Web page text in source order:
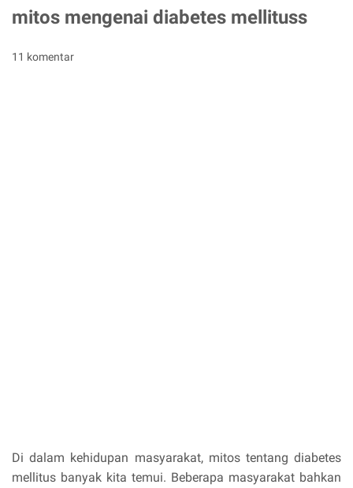
mitos mengenai diabetes mellituss
11 komentar
Di dalam kehidupan masyarakat, mitos tentang diabetes
mellitus banyak kita temui. Beberapa masyarakat bahkan